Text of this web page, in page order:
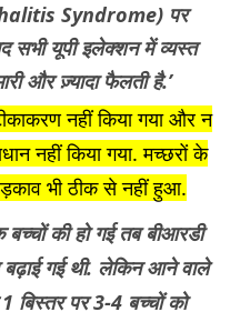
Syndrome) पर
सभी यूपी इलेक्शन में व्यस्त
और ज़्यादा फैलती है.’
नहीं किया गया और न
नहीं किया गया. मच्छरों के
भी ठीक से नहीं हुआ.
की हो गई तब बीआरडी
गई थी. लेकिन आने वाले
1 बिस्तर पर 3-4 बच्चों को